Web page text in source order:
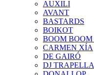
AUXILI
AVANT
BASTARDS
BOIKOT
BOOM
CARMEN XÍA
DE GAIRÓ
DJ TRAPELLA